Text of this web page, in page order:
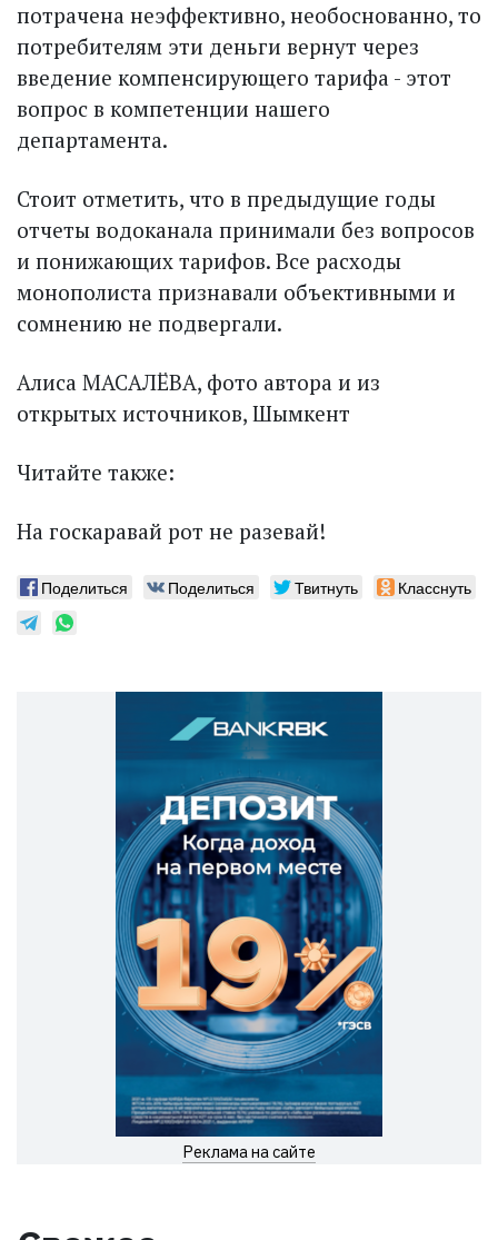
потрачена неэффективно, не­обоснованно, то
потребителям эти деньги вернут через
введение компенсирующего тарифа - этот
вопрос в компетенции нашего
департамента.
Стоит отметить, что в предыдущие годы
отчеты водоканала принимали без вопросов
и понижающих тарифов. Все расходы
монополиста признавали объективными и
сомнению не подвергали.
Алиса МАСАЛЁВА, фото автора и из
открытых источников, Шымкент
Читайте также:
На госкаравай рот не разевай!
Поделиться Поделиться Твитнуть Класснуть
Реклама на сайте